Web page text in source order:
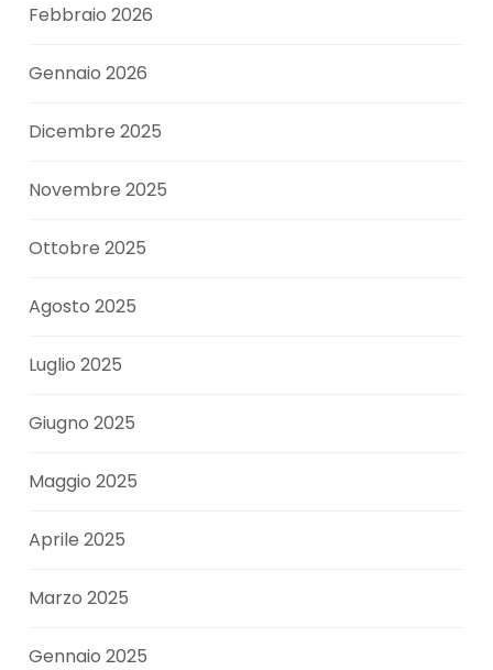
Febbraio 2026
Gennaio 2026
Dicembre 2025
Novembre 2025
Ottobre 2025
Agosto 2025
Luglio 2025
Giugno 2025
Maggio 2025
Aprile 2025
Marzo 2025
Gennaio 2025